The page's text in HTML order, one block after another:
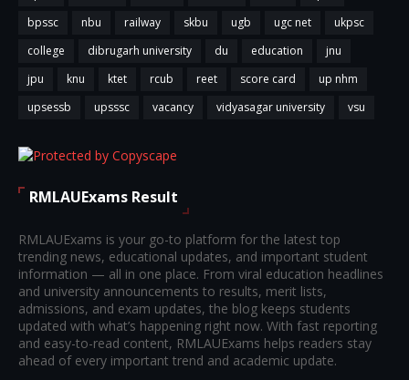
bpssc
nbu railway skbu ugb ugc net
ukpsc
college
dibrugarh university du education
jnu
jpu
knu ktet rcub reet score card
up nhm
upsessb
upsssc vacancy vidyasagar university vsu
RMLAUExams Result
RMLAUExams is your go-to platform for the latest top
trending news, educational updates, and important student
information — all in one place. From viral education headlines
and university announcements to results, merit lists,
admissions, and exam updates, the blog keeps students
updated with what’s happening right now. With fast reporting
and easy-to-read content, RMLAUExams helps readers stay
ahead of every important trend and academic update.